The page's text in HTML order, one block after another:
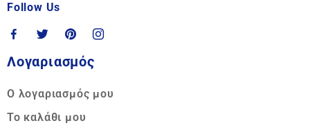
Follow Us
Λογαριασμός
Ο λογαριασμός μου
Το καλάθι μου